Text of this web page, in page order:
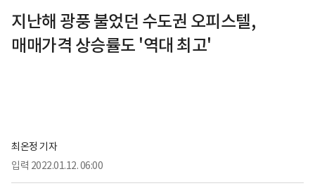
지난해 광풍 불었던 수도권 오피스텔,
매매가격 상승률도 '역대 최고'
최온정 기자
입력 2022.01.12. 06:00